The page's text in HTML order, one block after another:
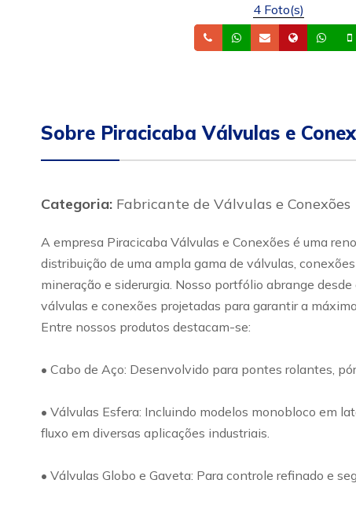
4 Foto(s)
TelefoneWhatsapp
Email Site
Sobre Piracicaba Válvulas e
Categoria: Fabricante de Válvulas e Conexões
A empresa Piracicaba Válvulas e Conexões é uma
distribuição de uma ampla gama de válvulas,
mineração e siderurgia. Nosso portfólio abrange
válvulas e conexões projetadas para garantir a
Entre nossos produtos destacam-se:
• Cabo de Aço: Desenvolvido para pontes rolantes,
• Válvulas Esfera: Incluindo modelos monobloco em
fluxo em diversas aplicações industriais.
• Válvulas Globo e Gaveta: Para controle refinado e